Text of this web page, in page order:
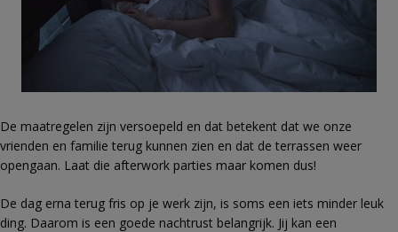
De maatregelen zijn versoepeld en dat betekent dat we onze
vrienden en familie terug kunnen zien en dat de terrassen weer
opengaan. Laat die afterwork parties maar komen dus!
De dag erna terug fris op je werk zijn, is soms een iets minder leuk
ding. Daarom is een goede nachtrust belangrijk. Jij kan een